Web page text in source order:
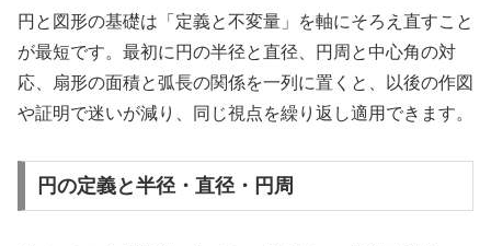
円と図形の基礎は「定義と不変量」を軸にそろえ直すこと
が最短です。最初に円の半径と直径、円周と中心角の対
応、扇形の面積と弧長の関係を一列に置くと、以後の作図
や証明で迷いが減り、同じ視点を繰り返し適用できます。
円の定義と半径・直径・円周